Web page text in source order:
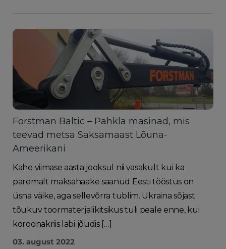
Forstman Baltic – Pahkla masinad, mis
teevad metsa Saksamaast Lõuna-
Ameerikani
Kahe viimase aasta jooksul nii vasakult kui ka
paremalt maksahaake saanud Eesti tööstus on
üsna väike, aga sellevõrra tublim. Ukraina sõjast
tõukuv toormaterjalikitsikus tuli peale enne, kui
koroonakriis läbi jõudis […]
03. august 2022